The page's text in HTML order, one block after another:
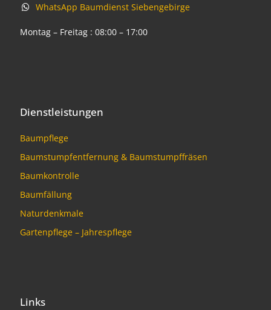
WhatsApp Baumdienst Siebengebirge
Montag – Freitag : 08:00 – 17:00
Dienstleistungen
Baumpflege
Baumstumpfentfernung & Baumstumpffräsen
Baumkontrolle
Baumfällung
Naturdenkmale
Gartenpflege – Jahrespflege
Links